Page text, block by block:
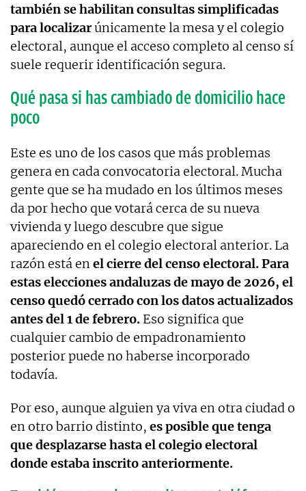
también se habilitan consultas simplificadas
para localizarúnicamente la mesa y el colegio
electoral, aunque el acceso completo al censo sí
suele requerir identificación segura.
Qué pasa si has cambiado de domicilio hace
poco
Este es uno de los casos que más problemas
genera en cada convocatoria electoral. Mucha
gente que se ha mudado en los últimos meses
da por hecho que votará cerca de su nueva
vivienda y luego descubre que sigue
apareciendo en el colegio electoral anterior. La
razón está enel cierre del censo electoral. Para
estas elecciones andaluzas de mayo de 2026, el
censo quedó cerrado con los datos actualizados
antes del 1 de febrero. Eso significa que
cualquier cambio de empadronamiento
posterior puede no haberse incorporado
todavía.
Por eso, aunque alguien ya viva en otra ciudad o
en otro barrio distinto, es posible que tenga
que desplazarse hasta el colegio electoral
donde estaba inscrito anteriormente.